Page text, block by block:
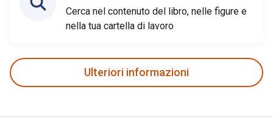
Cerca nel contenuto del libro, nelle figure e
nella tua cartella di lavoro
Ulteriori informazioni